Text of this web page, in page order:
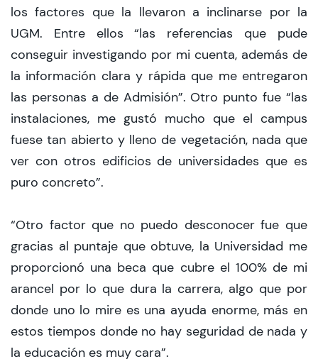
los factores que la llevaron a inclinarse por la
UGM. Entre ellos “las referencias que pude
conseguir investigando por mi cuenta, además de
la información clara y rápida que me entregaron
las personas a de Admisión”. Otro punto fue “las
instalaciones, me gustó mucho que el campus
fuese tan abierto y lleno de vegetación, nada que
ver con otros edificios de universidades que es
puro concreto”.
“Otro factor que no puedo desconocer fue que
gracias al puntaje que obtuve, la Universidad me
proporcionó una beca que cubre el 100% de mi
arancel por lo que dura la carrera, algo que por
donde uno lo mire es una ayuda enorme, más en
estos tiempos donde no hay seguridad de nada y
la educación es muy cara”.